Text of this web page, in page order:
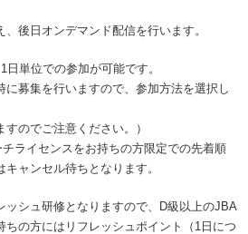
後日オンデマンド配信を行います。
単位での参加が可能です。
募集を行いますので、参加方法を選択し
すのでご注意ください。）
ライセンスをお持ちの方限定での先着順
ャンセル待ちとなります。
ッシュ研修となりますので、D級以上のJBA
ちの方にはリフレッシュポイント（1日につ